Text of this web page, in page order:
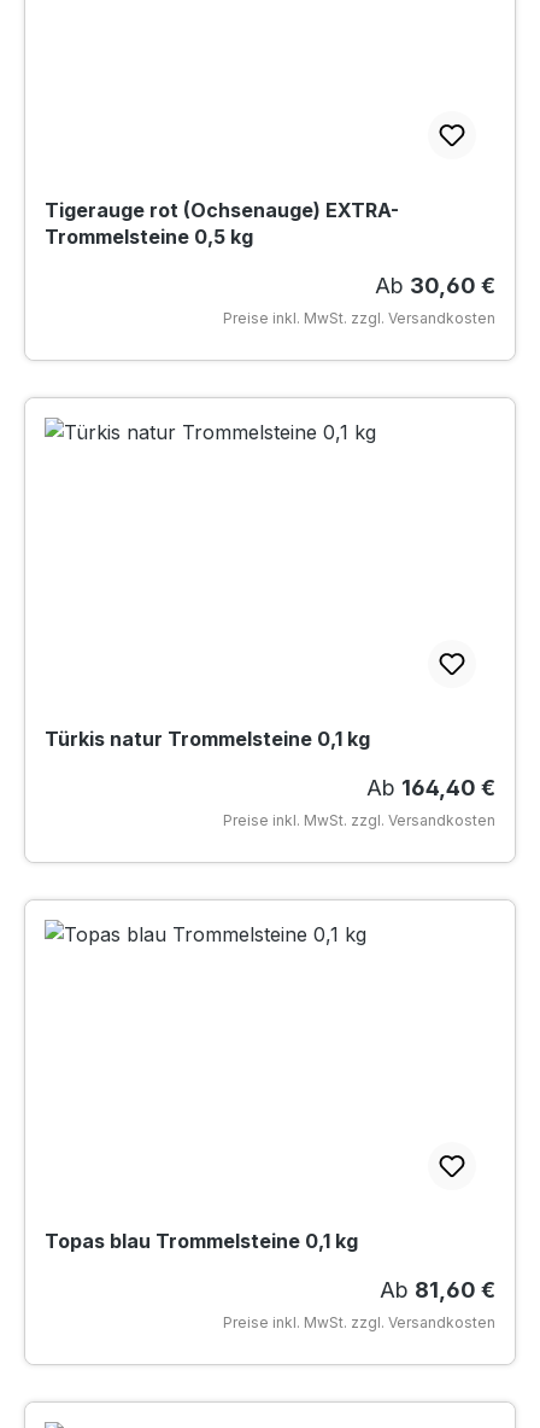
Tigerauge rot (Ochsenauge) EXTRA-
Trommelsteine 0,5 kg
Regulärer
Ab 30,60 €
Preise inkl. MwSt. zzgl. Versandkosten
Türkis natur Trommelsteine 0,1 kg
Regulärer Preis:
Ab 164,40 €
Preise inkl. MwSt. zzgl. Versandkosten
Topas blau Trommelsteine 0,1 kg
Regulärer
Ab 81,60 €
Preise inkl. MwSt. zzgl. Versandkosten